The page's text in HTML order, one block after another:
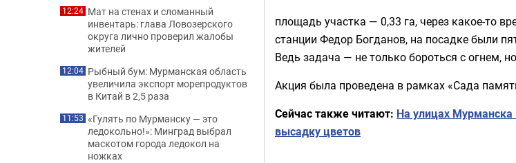
площадь участка — 0,33 га, через какое-то
станции Федор Богданов, на посадке были
Ведь задача — не только бороться с огнем,
Акция была проведена в рамках «Сада
Сейчас также читают: На улицах Мурманска
высадку цветов
12:24 Мат на стенах и сломанный
инвентарь: глава Ловозерского
округа лично проверил жалобы
жителей
12:04 Рыбный бум: Мурманская область
увеличила экспорт морепродуктов
в Китай в 2,5 раза
11:53 «Гулять по Мурманску — это
ледокольно!»: Минград выбрал
маскотом города ледокол на
ножках